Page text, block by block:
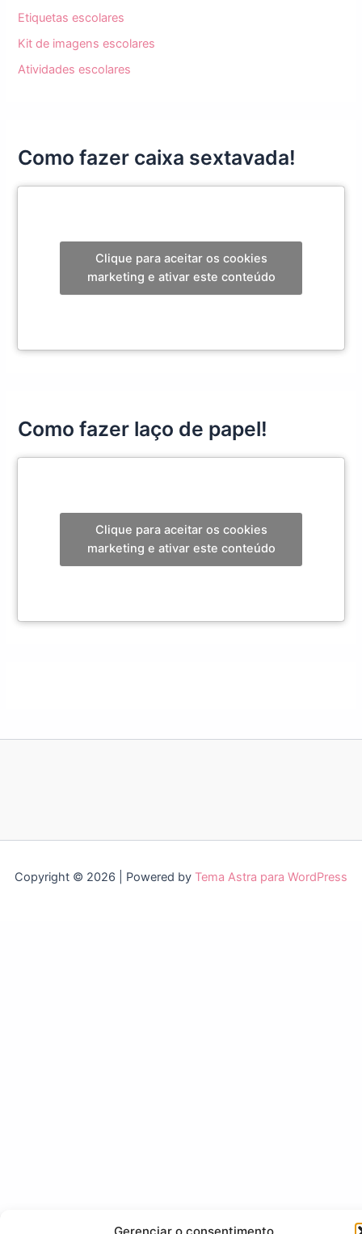
Etiquetas escolares
Kit de imagens escolares
Atividades escolares
Como fazer caixa sextavada!
Clique para aceitar os cookies
marketing e ativar este conteúdo
Como fazer laço de papel!
Clique para aceitar os cookies
marketing e ativar este conteúdo
Copyright © 2026 | Powered by Tema Astra para WordPress